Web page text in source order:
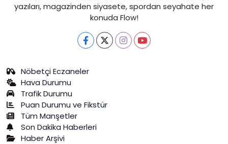
yazıları, magazinden siyasete, spordan seyahate her
konuda Flow!
Nöbetçi Eczaneler
Hava Durumu
Trafik Durumu
Puan Durumu ve Fikstür
Tüm Manşetler
Son Dakika Haberleri
Haber Arşivi